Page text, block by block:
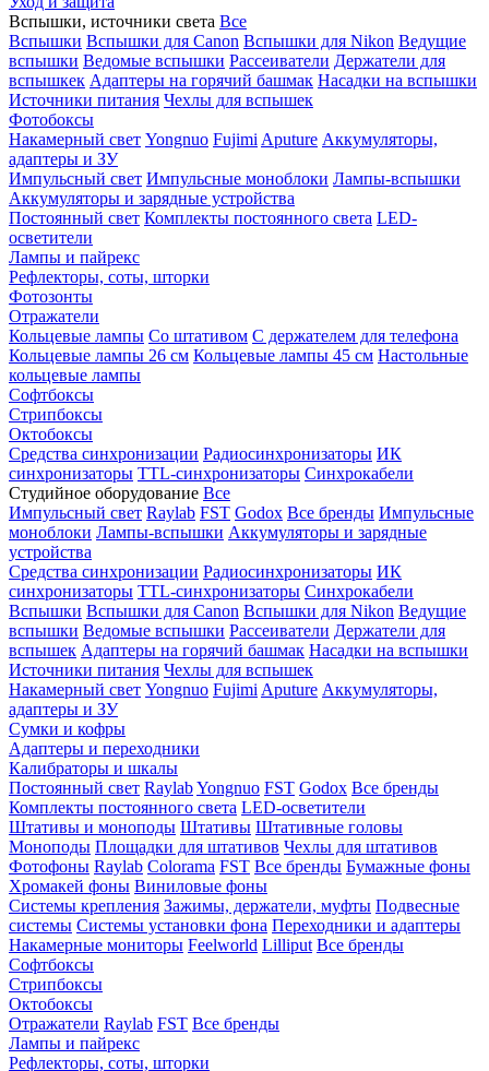
Вспышки, источники света Все
Вспышки Вспышки для Canon Вспышки для Nikon Ведущие
вспышки Ведомые вспышки Рассеиватели Держатели для
вспышкек Адаптеры на горячий башмак Насадки на вспышки
Источники питания Чехлы для вспышек
Фотобоксы
Накамерный свет Yongnuo Fujimi Aputure Аккумуляторы,
адаптеры и ЗУ
Импульсный свет Импульсные моноблоки Лампы-вспышки
Аккумуляторы и зарядные устройства
Постоянный свет Комплекты постоянного света LED-
осветители
Лампы и пайрекс
Рефлекторы, соты, шторки
Фотозонты
Отражатели
Кольцевые лампы Со штативом С держателем для телефона
Кольцевые лампы 26 см Кольцевые лампы 45 см Настольные
кольцевые лампы
Софтбоксы
Стрипбоксы
Октобоксы
Средства синхронизации Радиосинхронизаторы ИК
синхронизаторы TTL-синхронизаторы Синхрокабели
Студийное оборудование Все
Импульсный свет Raylab FST Godox Все бренды Импульсные
моноблоки Лампы-вспышки Аккумуляторы и зарядные
устройства
Средства синхронизации Радиосинхронизаторы ИК
синхронизаторы TTL-синхронизаторы Синхрокабели
Вспышки Вспышки для Canon Вспышки для Nikon Ведущие
вспышки Ведомые вспышки Рассеиватели Держатели для
вспышек Адаптеры на горячий башмак Насадки на вспышки
Источники питания Чехлы для вспышек
Накамерный свет Yongnuo Fujimi Aputure Аккумуляторы,
адаптеры и ЗУ
Сумки и кофры
Адаптеры и переходники
Калибраторы и шкалы
Постоянный свет RaylabYongnuo FST Godox Все бренды
Комплекты постоянного света LED-осветители
Штативы и моноподы Штативы Штативные головы
Моноподы Площадки для штативов Чехлы для штативов
Фотофоны Raylab Colorama FST Все бренды Бумажные фоны
Хромакей фоны Виниловые фоны
Системы крепления Зажимы, держатели, муфты Подвесные
системы Системы установки фона Переходники и адаптеры
Накамерные мониторы Feelworld Lilliput Все бренды
Софтбоксы
Стрипбоксы
Октобоксы
Отражатели Raylab FST Все бренды
Лампы и пайрекс
Рефлекторы, соты, шторки